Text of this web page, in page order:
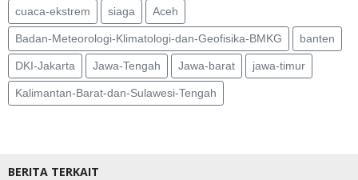
cuaca-ekstrem siaga Aceh
Badan-Meteorologi-Klimatologi-dan-Geofisika-BMKG banten
DKI-Jakarta Jawa-Tengah Jawa-barat jawa-timur
Kalimantan-Barat-dan-Sulawesi-Tengah
BERITA TERKAIT